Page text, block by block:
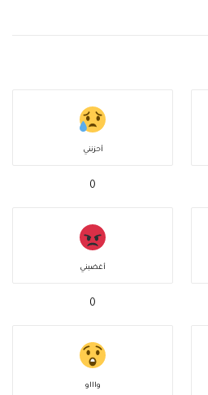
أحزنني
0
أغضبني
0
واااو